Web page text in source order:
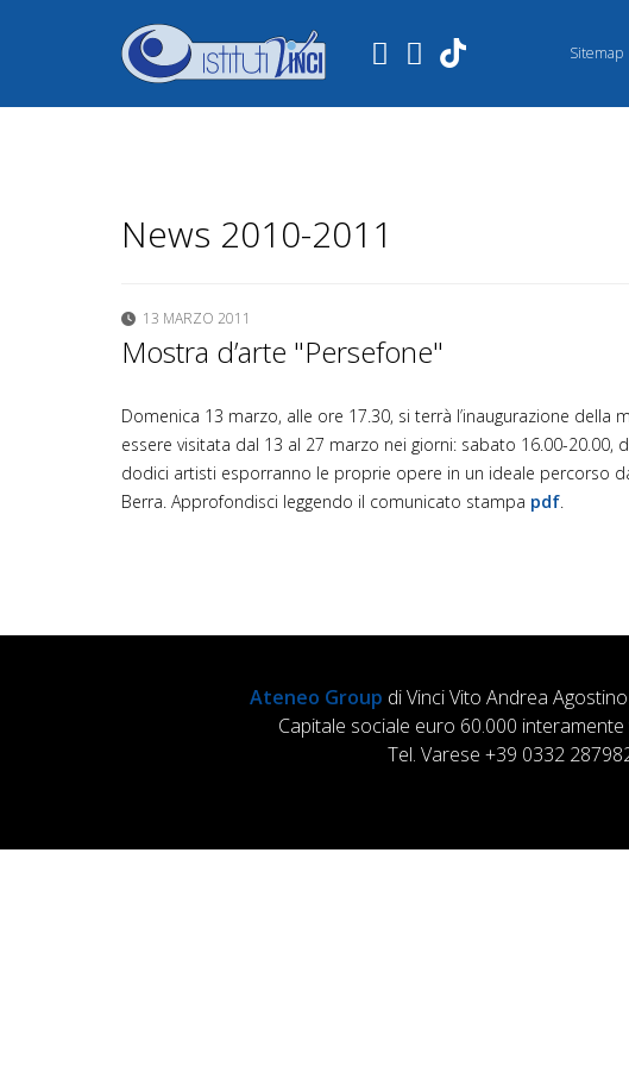
Sitemap
.
News 2010-2011
13 MARZO 2011
Mostra d’arte "Persefone"
Domenica 13 marzo, alle ore 17.30, si terrà l’inaugurazione
essere visitata dal 13 al 27 marzo nei giorni: sabato 16.00-
dodici artisti esporranno le proprie opere in un ideale percorso
Berra. Approfondisci leggendo il comunicato stampa pdf.
Ateneo Group di Vinci Vito Andrea
Capitale sociale euro 60.000
Tel. Varese +39 0332